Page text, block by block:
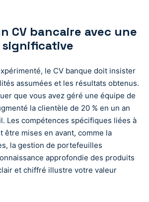
CV bancaire avec une
le CV banque doit insister
assumées et les résultats obtenus.
que vous avez géré une équipe de
la clientèle de 20 % en un an
Les compétences spécifiques liées à
être mises en avant, comme la
la gestion de portefeuilles
approfondie des produits
et chiffré illustre votre valeur